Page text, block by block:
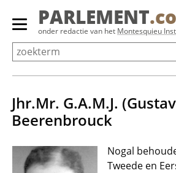
Overslaan
Primair
menu
tonen/verbergen
PARLEMENT
onder redactie van het Montesquieu
Jhr.Mr. G.A.M.J.
Beerenbrouck
Nogal
Tweede en